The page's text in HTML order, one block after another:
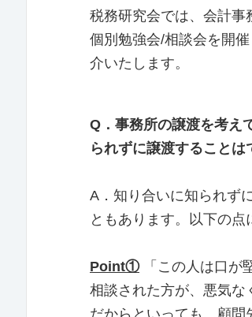
税務研究会では、会計事
個別勉強会/相談会を開
介いたします。
Q．事務所の譲渡を考え
られずに譲渡することは
A．知り合いに知られず
ともあります。以下の点
Point①「この人は口が
相談された方が、悪気な
だからといっても、顧